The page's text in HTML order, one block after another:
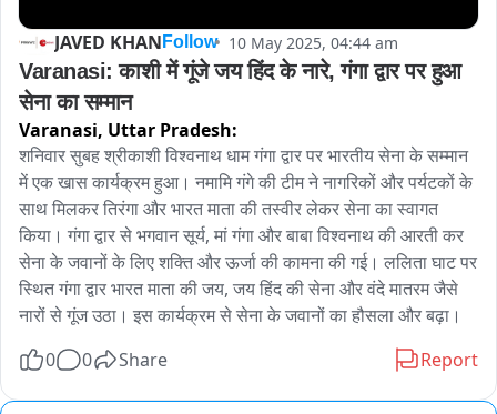
JAVED KHAN Follow 10 May 2025, 04:44 am
Varanasi: काशी में गूंजे जय हिंद के नारे, गंगा द्वार पर हुआ
सेना का सम्मान
Varanasi, Uttar Pradesh:
शनिवार सुबह श्रीकाशी विश्वनाथ धाम गंगा द्वार पर भारतीय सेना के सम्मान
में एक खास कार्यक्रम हुआ। नमामि गंगे की टीम ने नागरिकों और पर्यटकों के
साथ मिलकर तिरंगा और भारत माता की तस्वीर लेकर सेना का स्वागत
किया। गंगा द्वार से भगवान सूर्य, मां गंगा और बाबा विश्वनाथ की आरती कर
सेना के जवानों के लिए शक्ति और ऊर्जा की कामना की गई। ललिता घाट पर
स्थित गंगा द्वार भारत माता की जय, जय हिंद की सेना और वंदे मातरम जैसे
नारों से गूंज उठा। इस कार्यक्रम से सेना के जवानों का हौसला और बढ़ा।
0
0 Share Report